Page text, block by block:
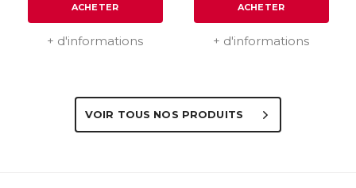
ACHETER
+ d'informations
ACHETER
+ d'informations
VOIR TOUS NOS PRODUITS